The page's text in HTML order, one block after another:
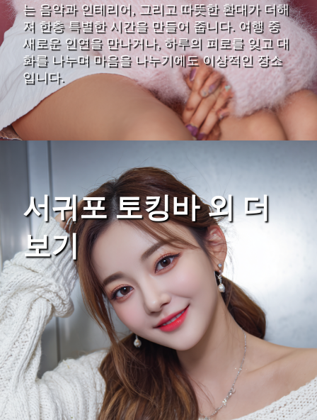
는 음악과 인테리어, 그리고 따뜻한 환대가 더해
져 한층 특별한 시간을 만들어 줍니다. 여행 중
새로운 인연을 만나거나, 하루의 피로를 잊고 대
화를 나누며 마음을 나누기에도 이상적인 장소
입니다.
서귀포 토킹바 외 더
보기